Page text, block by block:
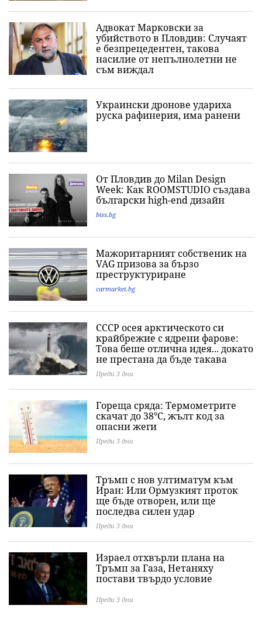
Адвокат Марковски за
убийството в Пловдив: Случаят
е безпрецедентен, такова
насилие от непълнолетни не
съм виждал
Украински дронове удариха
руска рафинерия, има ранени
От Пловдив до Milan Design
Week: Как ROOMSTUDIO създава
български high-end дизайн
biss.bg
Мажоритарният собственик на
VAG призова за бързо
преструктуриране
carmarket.bg
СССР осея арктическото си
крайбрежие с ядрени фарове:
Това беше отлична идея... докато
не престана да бъде такава
Преди 3 дни
Гореща сряда: Термометрите
скачат до 38°C, жълт код за
опасни жеги
Преди 3 дни
Тръмп с нов ултиматум към
Иран: Или Ормузкият проток
ще бъде отворен, или ще
последва силен удар
Преди 3 дни
Израел отхвърли плана на
Тръмп за Газа, Нетаняху
постави твърдо условие
Преди 3 дни